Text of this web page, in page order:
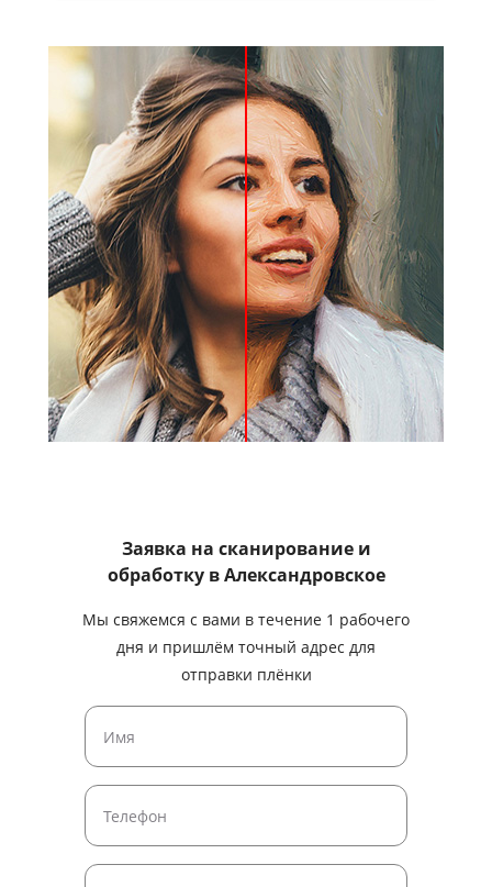
Заявка на сканирование и
обработкув Александровское
Мы свяжемся с вами в течение 1 рабочего
дня и пришлём точный адрес для
отправки плёнки